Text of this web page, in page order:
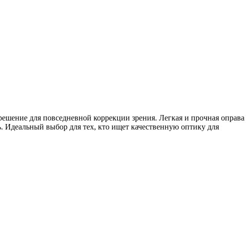
для повседневной коррекции зрения. Легкая и прочная оправа
выбор для тех, кто ищет качественную оптику для